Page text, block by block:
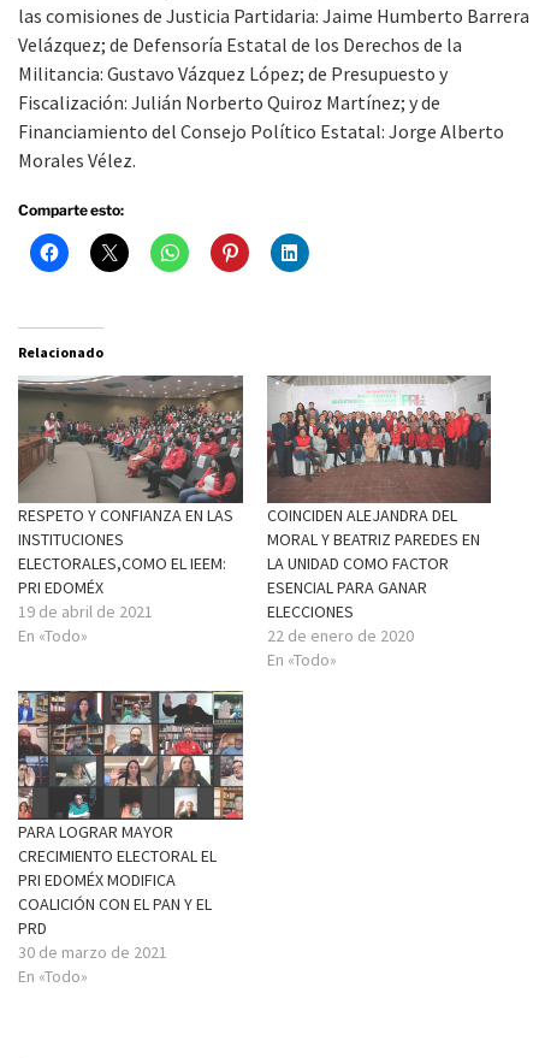
las comisiones de Justicia Partidaria: Jaime Humberto Barrera
Velázquez; de Defensoría Estatal de los Derechos de la
Militancia: Gustavo Vázquez López; de Presupuesto y
Fiscalización: Julián Norberto Quiroz Martínez; y de
Financiamiento del Consejo Político Estatal: Jorge Alberto
Morales Vélez.
Comparte esto:
Relacionado
RESPETO Y CONFIANZA EN LAS
INSTITUCIONES
ELECTORALES,COMO EL IEEM:
PRI EDOMÉX
19 de abril de 2021
En «Todo»
COINCIDEN ALEJANDRA DEL
MORAL Y BEATRIZ PAREDES EN
LA UNIDAD COMO FACTOR
ESENCIAL PARA GANAR
ELECCIONES
22 de enero de 2020
En «Todo»
PARA LOGRAR MAYOR
CRECIMIENTO ELECTORAL EL
PRI EDOMÉX MODIFICA
COALICIÓN CON EL PAN Y EL
PRD
30 de marzo de 2021
En «Todo»